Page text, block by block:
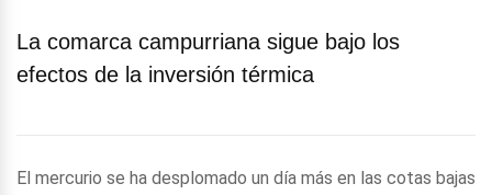
La comarca campurriana sigue bajo los
efectos de la inversión térmica
El mercurio se ha desplomado un día más en las cotas bajas